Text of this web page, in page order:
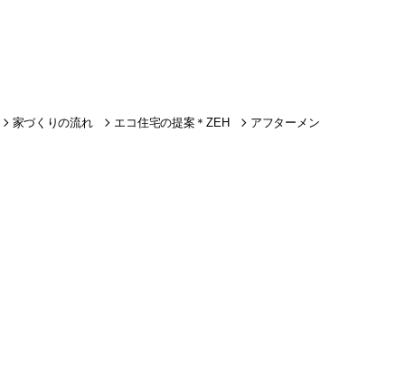
家づくりの流れ エコ住宅の提案＊ZEH
アフターメン